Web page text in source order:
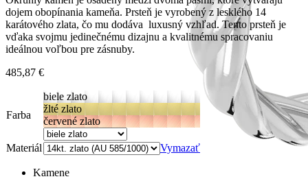
dojem obopínania kameňa. Prsteň je vyrobený z lesklého 14
karátového zlata, čo mu dodáva luxusný vzhľad. Tento prsteň je
vďaka svojmu jedinečnému dizajnu a kvalitnému spracovaniu
ideálnou voľbou pre zásnuby.
485,87 €
Farba
biele zlato
žlté zlato
červené zlato
Materiál Vymazať
Kamene